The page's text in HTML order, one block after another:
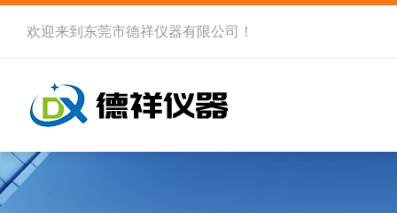
欢迎来到 东莞市德祥仪器有限公司 ！